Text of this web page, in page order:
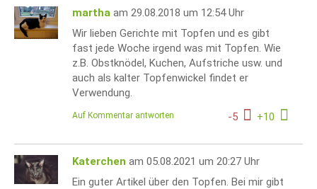
martha am 29.08.2018 um 12:54 Uhr
Wir lieben Gerichte mit Topfen und es gibt
fast jede Woche irgend was mit Topfen. Wie
z.B. Obstknödel, Kuchen, Aufstriche usw. und
auch als kalter Topfenwickel findet er
Verwendung.
-5 +10
Auf Kommentar antworten
Katerchen am 05.08.2021 um 20:27 Uhr
Ein guter Artikel über den Topfen. Bei mir gibt